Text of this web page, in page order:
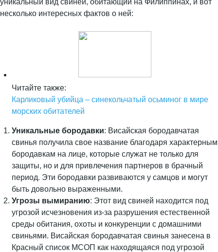
уникальный вид свиней, обитающий на Филиппинах, и вот
несколько интересных фактов о ней:
Читайте также:
Карликовый убийца – синекольчатый осьминог в мире
морских обитателей
Уникальные бородавки: Висайская бородавчатая
свинья получила свое название благодаря характерным
бородавкам на лице, которые служат не только для
защиты, но и для привлечения партнеров в брачный
период. Эти бородавки развиваются у самцов и могут
быть довольно выраженными.
Угрозы вымиранию: Этот вид свиней находится под
угрозой исчезновения из-за разрушения естественной
среды обитания, охоты и конкуренции с домашними
свиньями. Висайская бородавчатая свинья занесена в
Красный список МСОП как находящаяся под угрозой